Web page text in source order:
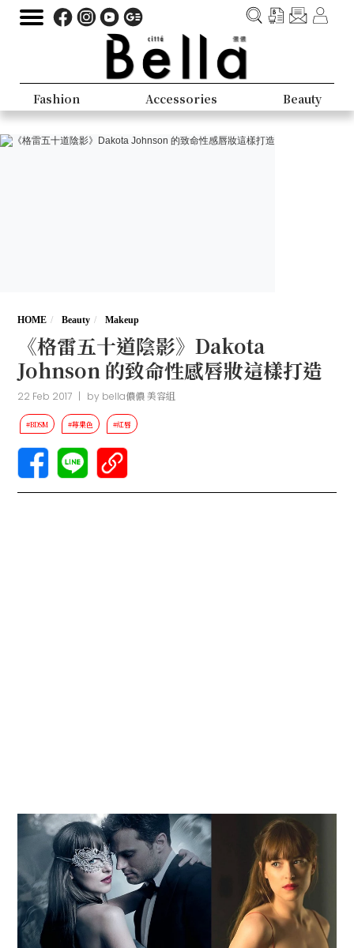
Fashion Accessories Beauty
HOME Beauty Makeup
《格雷五十道陰影》Dakota
Johnson 的致命性感唇妝這樣打造
22 Feb 2017 | by bella儂儂 美容組
#BDSM #莓果色 #紅唇